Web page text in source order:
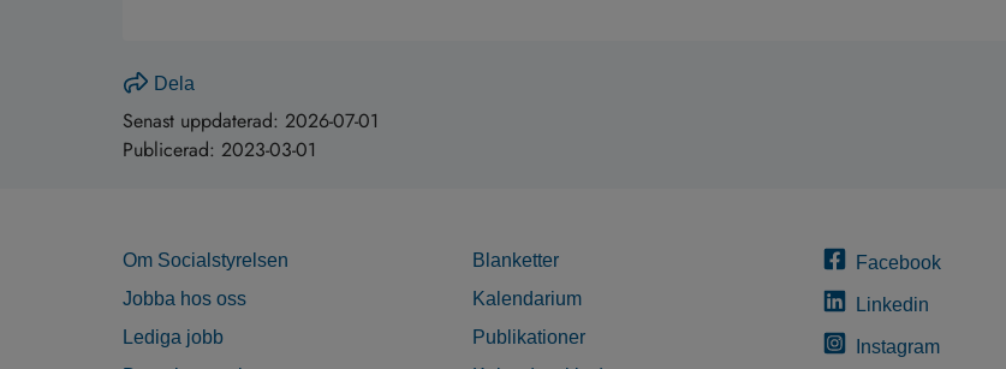
Dela
Senast uppdaterad: 2026-07-01
Publicerad: 2023-03-01
Om Socialstyrelsen
Jobba hos oss
Lediga jobb
Blanketter
Kalendarium
Publikationer
Facebook
Linkedin
Instagram